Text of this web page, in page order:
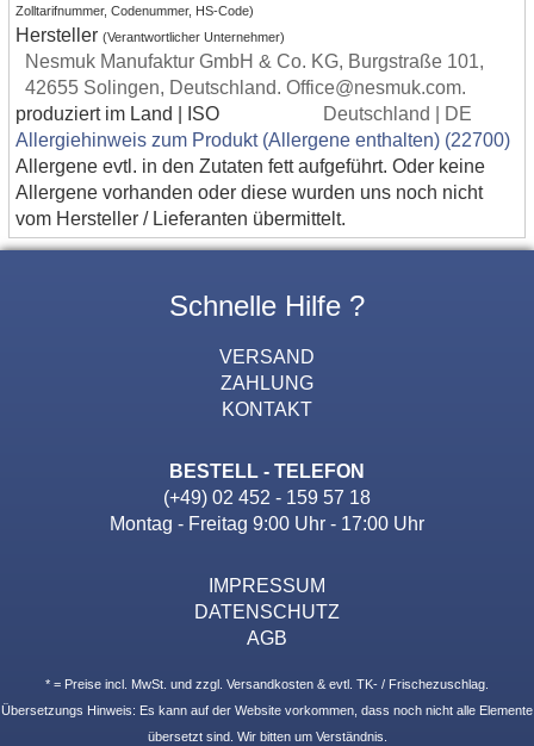
Zolltarifnummer, Codenummer, HS-Code)
Hersteller (Verantwortlicher Unternehmer)
Nesmuk Manufaktur GmbH & Co. KG, Burgstraße 101,
42655 Solingen, Deutschland. Office@nesmuk.com.
produziert im Land | ISO
Deutschland | DE
Allergiehinweis zum Produkt (Allergene enthalten) (22700)
Allergene evtl. in den Zutaten fett aufgeführt. Oder keine
Allergene vorhanden oder diese wurden uns noch nicht
vom Hersteller / Lieferanten übermittelt.
Schnelle Hilfe ?
VERSAND
ZAHLUNG
KONTAKT
BESTELL - TELEFON
(+49) 02 452 - 159 57 18
Montag - Freitag 9:00 Uhr - 17:00 Uhr
IMPRESSUM
DATENSCHUTZ
AGB
* = Preise incl. MwSt. und zzgl. Versandkosten & evtl. TK- / Frischezuschlag.
Übersetzungs Hinweis: Es kann auf der Website vorkommen, dass noch nicht alle Elemente
übersetzt sind. Wir bitten um Verständnis.